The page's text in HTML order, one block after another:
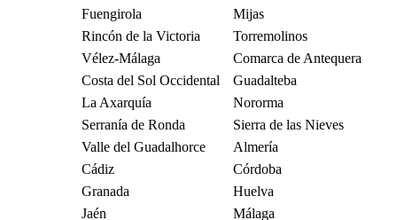
Fuengirola
Mijas
Rincón de la Victoria
Torremolinos
Vélez-Málaga
Comarca de Antequera
Costa del Sol Occidental
Guadalteba
La Axarquía
Nororma
Serranía de Ronda
Sierra de las Nieves
Valle del Guadalhorce
Almería
Cádiz
Córdoba
Granada
Huelva
Jaén
Málaga